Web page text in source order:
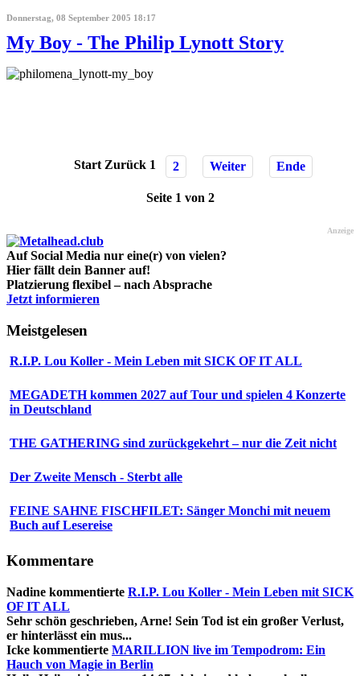
Donnerstag, 08 September 2005 18:17
My Boy - The Philip Lynott Story
Start Zurück 1 2 Weiter Ende
Seite 1 von 2
Anzeige
Auf Social Media nur eine(r) von vielen?
Hier fällt dein Banner auf!
Platzierung flexibel – nach Absprache
Jetzt informieren
Meistgelesen
R.I.P. Lou Koller - Mein Leben mit SICK OF IT ALL
MEGADETH kommen 2027 auf Tour und spielen 4 Konzerte
in Deutschland
THE GATHERING sind zurückgekehrt – nur die Zeit nicht
Der Zweite Mensch - Sterbt alle
FEINE SAHNE FISCHFILET: Sänger Monchi mit neuem
Buch auf Lesereise
Kommentare
Nadine kommentierte R.I.P. Lou Koller - Mein Leben mit SICK
OF IT ALL
Sehr schön geschrieben, Arne! Sein Tod ist ein großer Verlust,
er hinterlässt ein mus...
Icke kommentierte MARILLION live im Tempodrom: Ein
Hauch von Magie in Berlin